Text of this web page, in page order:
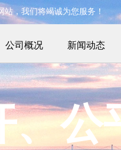
站，我们将竭诚为您服务！
公司概况 新闻动态
、公